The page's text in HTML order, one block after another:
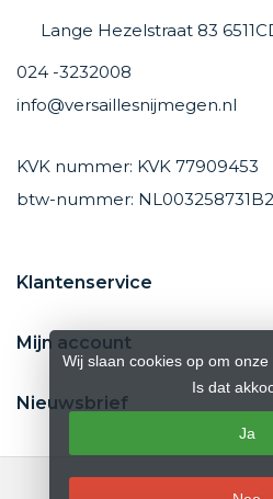
Lange Hezelstraat 83
024 -3232008
info@versaillesnijmegen.nl
KVK nummer: KVK 77909453
btw-nummer:
Klantenservice
Mijn account
Nieuwsbrief
Wij slaan cookies op om onze
Is dat
Ja